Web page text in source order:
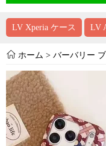
LV Xperia ケース LV
ホーム > バーバリー